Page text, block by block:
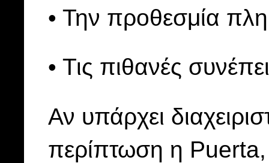
• Την προθεσμία
• Τις πιθανές
Αν υπάρχει
περίπτωση η Puerta,